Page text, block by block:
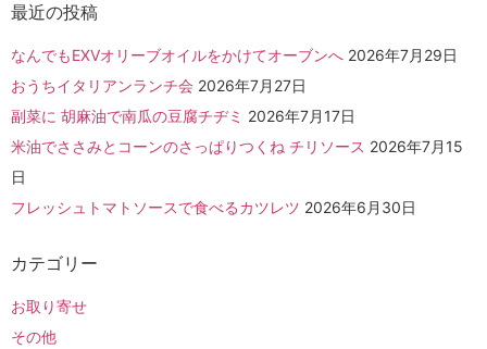
最近の投稿
なんでもEXVオリーブオイルをかけてオーブンへ 2026年7月29日
おうちイタリアンランチ会 2026年7月27日
副菜に 胡麻油で南瓜の豆腐チヂミ 2026年7月17日
米油でささみとコーンのさっぱりつくね チリソース 2026年7月15
日
フレッシュトマトソースで食べるカツレツ 2026年6月30日
カテゴリー
お取り寄せ
その他